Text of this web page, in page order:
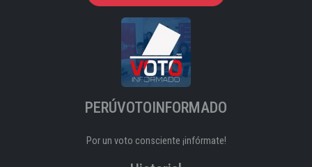
PERÚVOTOINFORMADO
Por un voto consciente ¡infórmate!